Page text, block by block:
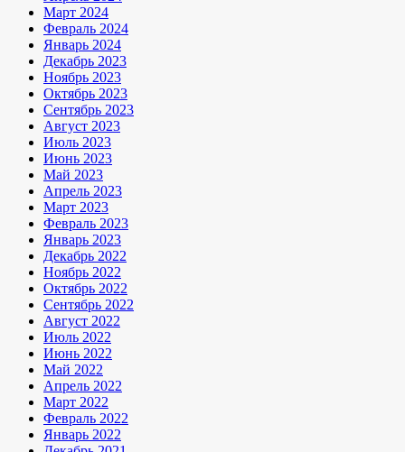
Март 2024
Февраль 2024
Январь 2024
Декабрь 2023
Ноябрь 2023
Октябрь 2023
Сентябрь 2023
Август 2023
Июль 2023
Июнь 2023
Май 2023
Апрель 2023
Март 2023
Февраль 2023
Январь 2023
Декабрь 2022
Ноябрь 2022
Октябрь 2022
Сентябрь 2022
Август 2022
Июль 2022
Июнь 2022
Май 2022
Апрель 2022
Март 2022
Февраль 2022
Январь 2022